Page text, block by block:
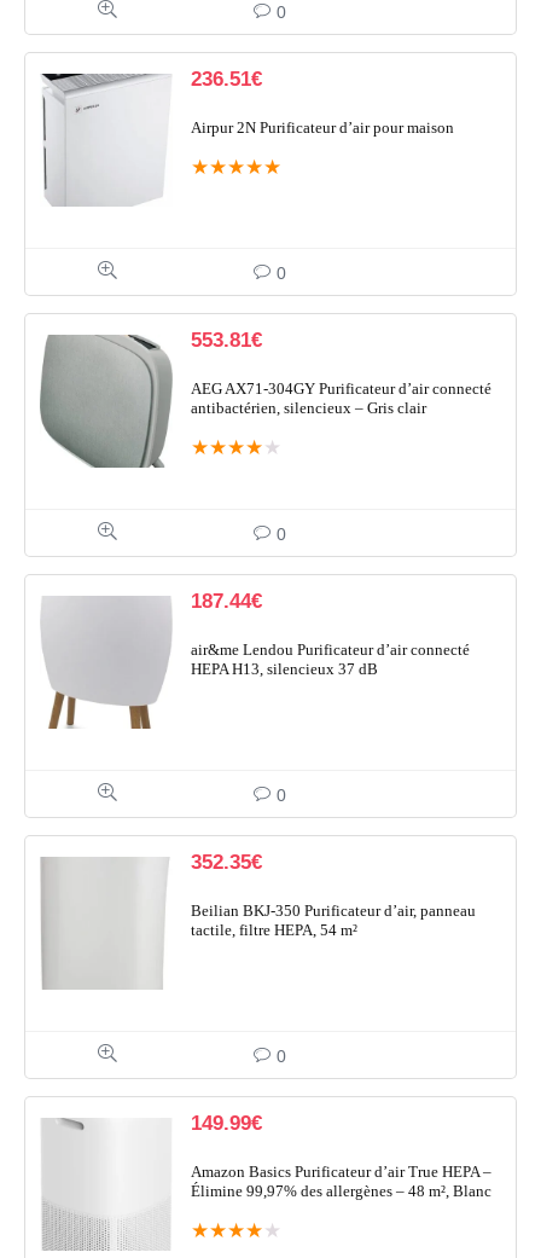
0
236.51€
Airpur 2N Purificateur d’air pour maison
★★★★★
0
553.81€
AEG AX71-304GY Purificateur d’air connecté
antibactérien, silencieux – Gris clair
★★★★ ★
0
187.44€
air&me Lendou Purificateur d’air connecté
HEPA H13, silencieux 37 dB
0
352.35€
Beilian BKJ-350 Purificateur d’air, panneau
tactile, filtre HEPA, 54 m²
0
149.99€
Amazon Basics Purificateur d’air True HEPA –
Élimine 99,97% des allergènes – 48 m², Blanc
★★★★ ★